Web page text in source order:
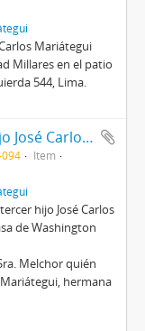
Mariátegui
Millares en el patio
544, Lima.
Anna Chiappe con su hijo José Carlos Mariátegui en la casa de Washington Izquierda
094
Item
hijo José Carlos
de Washington
Melchor quién
hermana